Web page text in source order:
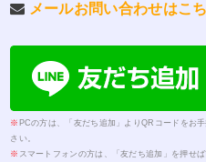
メールお問い合わせはこ
※ PCの方は、「友だち追加」よりQRコードをお
さい。
※ スマートフォンの方は、「友だち追加」を押せば